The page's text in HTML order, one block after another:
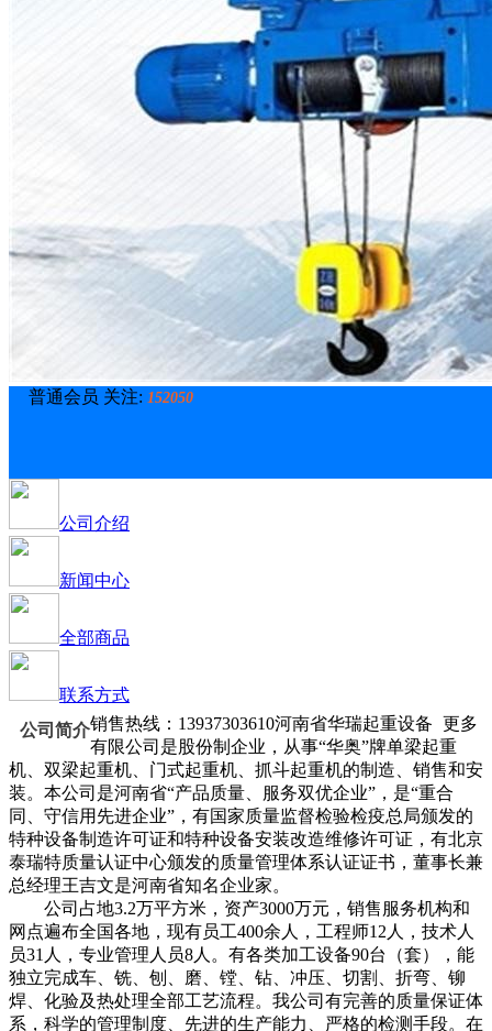
普通会员 关注: 152050
公司介绍
新闻中心
全部商品
联系方式
公司简介
更多
销售热线：13937303610河南省华瑞起重设备
有限公司是股份制企业，从事“华奥”牌单梁起重
机、双梁起重机、门式起重机、抓斗起重机的制造、销售和安
装。本公司是河南省“产品质量、服务双优企业”，是“重合
同、守信用先进企业”，有国家质量监督检验检疫总局颁发的
特种设备制造许可证和特种设备安装改造维修许可证，有北京
泰瑞特质量认证中心颁发的质量管理体系认证证书，董事长兼
总经理王吉文是河南省知名企业家。
公司占地3.2万平方米，资产3000万元，销售服务机构和
网点遍布全国各地，现有员工400余人，工程师12人，技术人
员31人，专业管理人员8人。有各类加工设备90台（套），能
独立完成车、铣、刨、磨、镗、钻、冲压、切割、折弯、铆
焊、化验及热处理全部工艺流程。我公司有完善的质量保证体
系，科学的管理制度、先进的生产能力、严格的检测手段。在